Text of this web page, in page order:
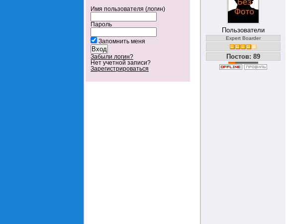
Имя пользователя (логин)
Пароль
Запомнить меня
Забыли логин?
Нет учетной записи?
Зарегистрироваться
Пользователи
Expert Boarder
Постов: 89